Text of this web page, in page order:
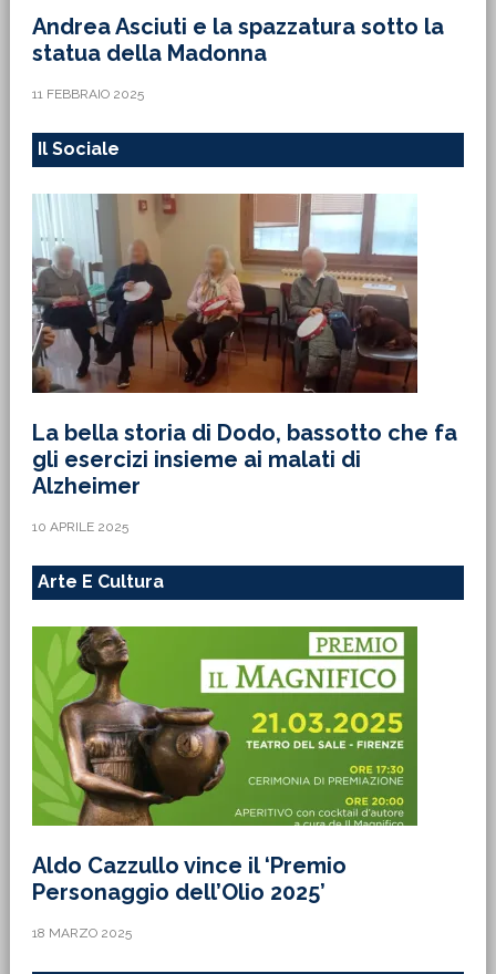
Andrea Asciuti e la spazzatura sotto la
statua della Madonna
11 FEBBRAIO 2025
Il Sociale
La bella storia di Dodo, bassotto che fa
gli esercizi insieme ai malati di
Alzheimer
10 APRILE 2025
Arte E Cultura
Aldo Cazzullo vince il ‘Premio
Personaggio dell’Olio 2025’
18 MARZO 2025